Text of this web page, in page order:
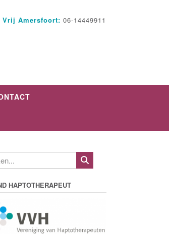
Vrij Amersfoort: 06-14449911
HAPTOTHERAPEUT